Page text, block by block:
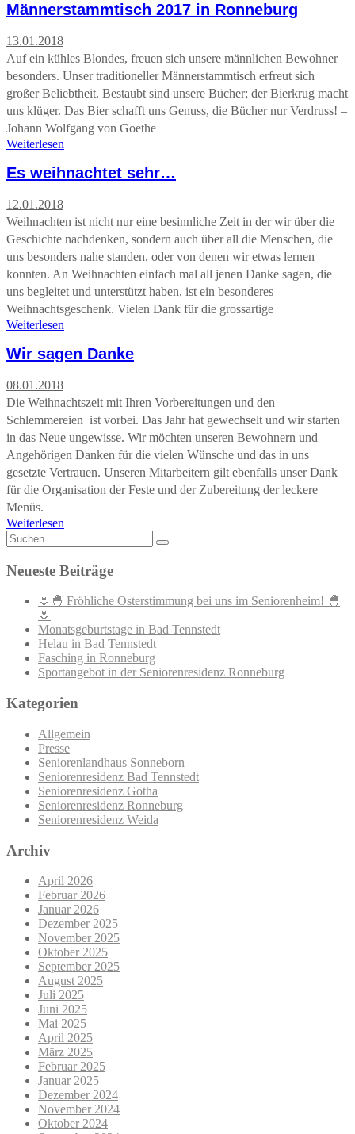
Männerstammtisch 2017 in Ronneburg
13.01.2018
Auf ein kühles Blondes, freuen sich unsere männlichen Bewohner
besonders. Unser traditioneller Männerstammtisch erfreut sich
großer Beliebtheit. Bestaubt sind unsere Bücher; der Bierkrug macht
uns klüger. Das Bier schafft uns Genuss, die Bücher nur Verdruss! –
Johann Wolfgang von Goethe
Weiterlesen
Es weihnachtet sehr…
12.01.2018
Weihnachten ist nicht nur eine besinnliche Zeit in der wir über die
Geschichte nachdenken, sondern auch über all die Menschen, die
uns besonders nahe standen, oder von denen wir etwas lernen
konnten. An Weihnachten einfach mal all jenen Danke sagen, die
uns begleitet und unterstützt haben, ist ein besonderes
Weihnachtsgeschenk. Vielen Dank für die grossartige
Weiterlesen
Wir sagen Danke
08.01.2018
Die Weihnachtszeit mit Ihren Vorbereitungen und den
Schlemmereien ist vorbei. Das Jahr hat gewechselt und wir starten
in das Neue ungewisse. Wir möchten unseren Bewohnern und
Angehörigen Danken für die vielen Wünsche und das in uns
gesetzte Vertrauen. Unseren Mitarbeitern gilt ebenfalls unser Dank
für die Organisation der Feste und der Zubereitung der leckere
Menüs.
Weiterlesen
Neueste Beiträge
🌷🐣 Fröhliche Osterstimmung bei uns im Seniorenheim! 🐣
🌷
Monatsgeburtstage in Bad Tennstedt
Helau in Bad Tennstedt
Fasching in Ronneburg
Sportangebot in der Seniorenresidenz Ronneburg
Kategorien
Allgemein
Presse
Seniorenlandhaus Sonneborn
Seniorenresidenz Bad Tennstedt
Seniorenresidenz Gotha
Seniorenresidenz Ronneburg
Seniorenresidenz Weida
Archiv
April 2026
Februar 2026
Januar 2026
Dezember 2025
November 2025
Oktober 2025
September 2025
August 2025
Juli 2025
Juni 2025
Mai 2025
April 2025
März 2025
Februar 2025
Januar 2025
Dezember 2024
November 2024
Oktober 2024